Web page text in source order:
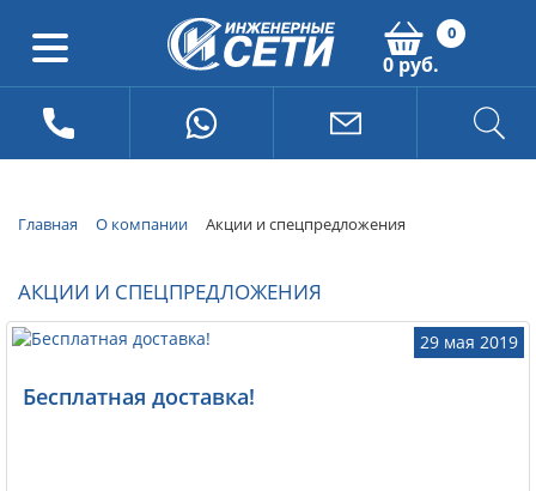
0
0 руб.
Главная О компании Акции и спецпредложения
АКЦИИ И СПЕЦПРЕДЛОЖЕНИЯ
29 мая 2019
Бесплатная доставка!